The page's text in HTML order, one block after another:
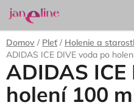
Prejsť
na
obsah
Domov / Pleť / Holenie a
ADIDAS ICE DIVE voda po
ADIDAS
holení 100